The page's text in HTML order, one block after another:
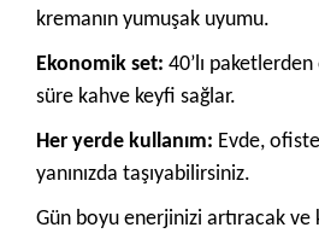
kremanın yumuşak uyumu.
Ekonomik set: 40’lı
süre kahve keyfi sağlar.
Her yerde kullanım: Evde,
yanınızda taşıyabilirsiniz.
Gün boyu enerjinizi artıracak ve